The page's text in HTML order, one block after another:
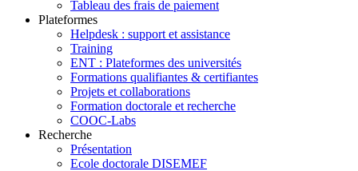
Tableau des frais de paiement
Plateformes
Helpdesk : support et assistance
Training
ENT : Plateformes des universités
Formations qualifiantes & certifiantes
Projets et collaborations
Formation doctorale et recherche
COOC-Labs
Recherche
Présentation
Ecole doctorale DISEMEF